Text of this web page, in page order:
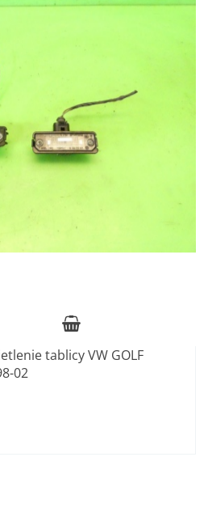
tablicy VW GOLF
02